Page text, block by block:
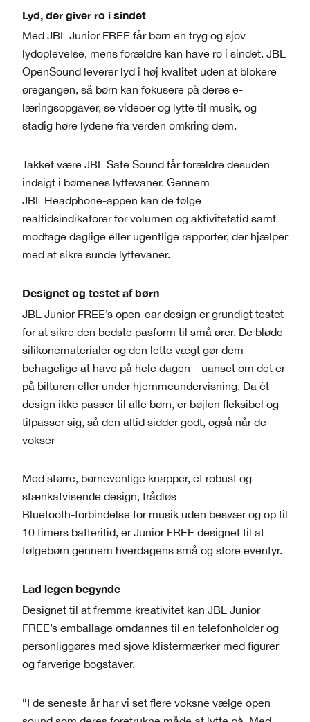
Lyd, der giver ro i sindet
Med JBL Junior FREE får børn en tryg og sjov
lydoplevelse, mens forældre kan have ro i sindet. JBL
OpenSound leverer lyd i høj kvalitet uden at blokere
øregangen, så børn kan fokusere på deres e-
læringsopgaver, se videoer og lytte til musik, og
stadig høre lydene fra verden omkring dem.
Takket være JBL Safe Sound får forældre desuden
indsigt i børnenes lyttevaner. Gennem
JBL Headphone-appen kan de følge
realtidsindikatorer for volumen og aktivitetstid samt
modtage daglige eller ugentlige rapporter, der hjælper
med at sikre sunde lyttevaner.
Designet og testet af børn
JBL Junior FREE’s open-ear design er grundigt testet
for at sikre den bedste pasform til små ører. De bløde
silikonematerialer og den lette vægt gør dem
behagelige at have på hele dagen – uanset om det er
på bilturen eller under hjemmeundervisning. Da ét
design ikke passer til alle børn, er bøjlen fleksibel og
tilpasser sig, så den altid sidder godt, også når de
vokser
Med større, børnevenlige knapper, et robust og
stænkafvisende design, trådløs
Bluetooth-forbindelse for musik uden besvær og op til
10 timers batteritid, er Junior FREE designet til at
følgebørn gennem hverdagens små og store eventyr.
Lad legen begynde
Designet til at fremme kreativitet kan JBL Junior
FREE’s emballage omdannes til en telefonholder og
personliggøres med sjove klistermærker med figurer
og farverige bogstaver.
“I de seneste år har vi set flere voksne vælge open